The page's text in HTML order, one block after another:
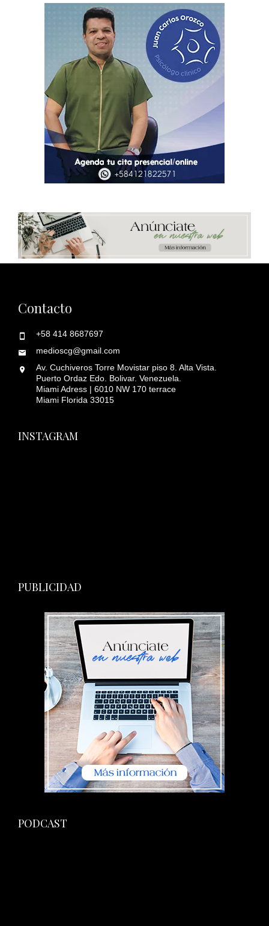
Contacto
+58 414 8687697
medioscg@gmail.com
Av. Cuchiveros Torre Movistar piso 8. Alta Vista.
Puerto Ordaz Edo. Bolivar. Venezuela.
Miami Adress | 6010 NW 170 terrace
Miami Florida 33015
INSTAGRAM
PUBLICIDAD
PODCAST